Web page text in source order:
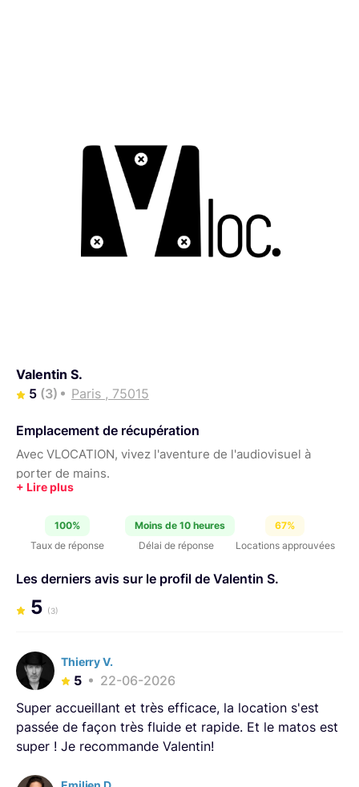
Valentin S.
5 (3) Paris , 75015
Emplacement de récupération
Avec VLOCATION, vivez l'aventure de l'audiovisuel à
porter de mains.
100%
Taux de réponse
Moins de 10 heures
Délai de réponse
67%
Locations approuvées
Les derniers avis sur le profil de Valentin S.
5 (3)
Thierry V.
5
22-06-2026
Super accueillant et très efficace, la location s'est
passée de façon très fluide et rapide. Et le matos est
super ! Je recommande Valentin!